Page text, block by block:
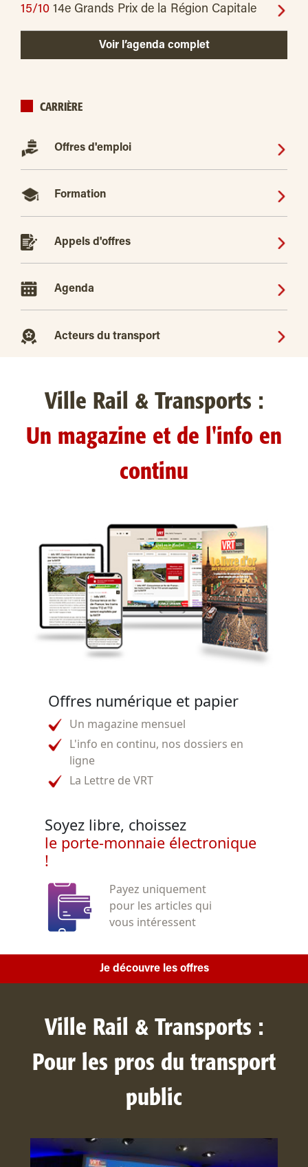
15/10 14e Grands Prix de la Région Capitale
Voir l’agenda complet
CARRIÈRE
Offres d'emploi
Formation
Appels d'offres
Agenda
Acteurs du transport
Ville Rail & Transports :
Un magazine et de l'info en
continu
Offres numérique et papier
Un magazine mensuel
L'info en continu, nos dossiers en
ligne
La Lettre de VRT
Soyez libre, choissez
le porte-monnaie électronique
!
Payez uniquement
pour les articles qui
vous intéressent
Je découvre les offres
Ville Rail & Transports :
Pour les pros du transport
public